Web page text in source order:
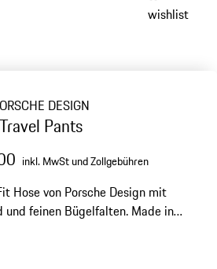
wishlist
DESIGN
Travel Pants
inkl. MwSt und Zollgebühren
Hose von Porsche Design mit
und feinen Bügelfalten. Made in